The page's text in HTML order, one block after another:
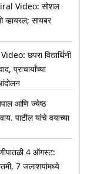
Video: सोशल
व्हायरल; सायबर
छपरा विद्यार्थिनी
प्राचार्यांच्या
आंदोलन
आणि ज्येष्ठ
पाटील यांचे वयाच्या
4 ऑगस्ट:
7 जलाशयांमध्ये